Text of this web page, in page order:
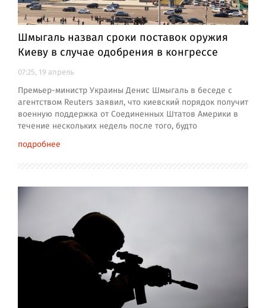
Шмыгаль назвал сроки поставок оружия
Киеву в случае одобрения в конгрессе
07:25, 19 апрель
Премьер-министр Украины Денис Шмыгаль в беседе с
агентством Reuters заявил, что киевский порядок получит
военную поддержка от Соединенных Штатов Америки в
течение нескольких недель после того, будто
подробнее